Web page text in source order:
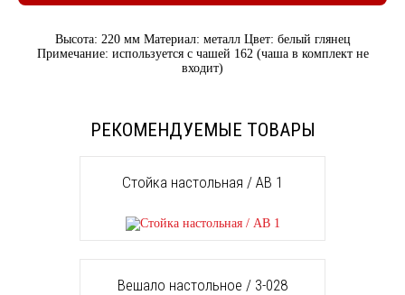
Высота: 220 мм Материал: металл Цвет: белый глянец
Примечание: используется с чашей 162 (чаша в комплект не
входит)
РЕКОМЕНДУЕМЫЕ ТОВАРЫ
Стойка настольная / AB 1
Вешало настольное / 3-028